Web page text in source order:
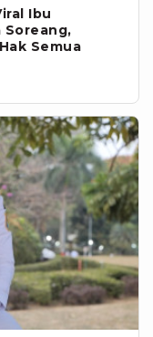
Ibu
Soreang,
Semua